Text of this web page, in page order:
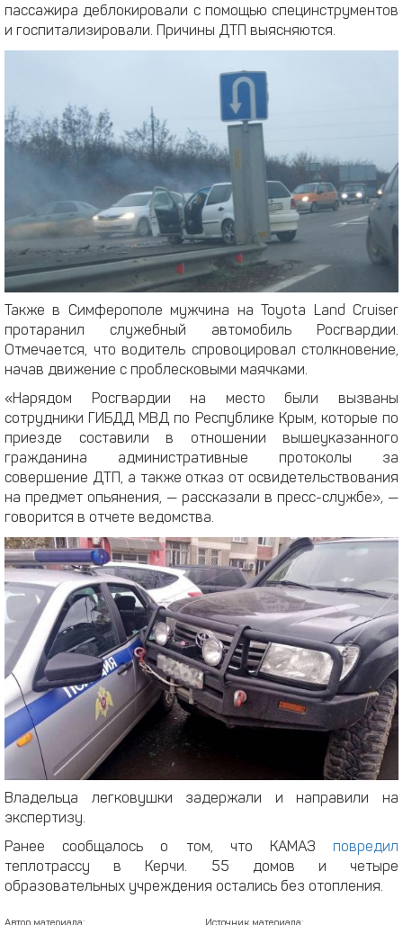
пассажира деблокировали с помощью специнструментов
и госпитализировали. Причины ДТП выясняются.
Также в Симферополе мужчина на Toyota Land Cruiser
протаранил служебный автомобиль Росгвардии.
Отмечается, что водитель спровоцировал столкновение,
начав движение с проблесковыми маячками.
«Нарядом Росгвардии на место были вызваны
сотрудники ГИБДД МВД по Республике Крым, которые по
приезде составили в отношении вышеуказанного
гражданина административные протоколы за
совершение ДТП, а также отказ от освидетельствования
на предмет опьянения, — рассказали в пресс-службе», —
говорится в отчете ведомства.
Владельца легковушки задержали и направили на
экспертизу.
Ранее сообщалось о том, что КАМАЗ повредил
теплотрассу в Керчи. 55 домов и четыре
образовательных учреждения остались без отопления.